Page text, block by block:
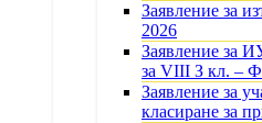
Заявление за
2026
Заявление за
за VIII З кл. –
Заявление за
класиране за